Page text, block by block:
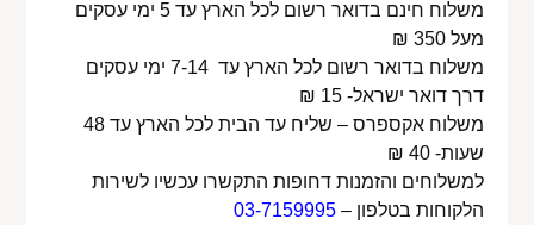
משלוח חינם בדואר רשום לכל הארץ עד 5 ימי עסקים
מעל 350 ₪
משלוח בדואר רשום לכל הארץ עד 7-14 ימי עסקים
דרך דואר ישראל- 15 ₪
משלוח אקספרס – שליח עד הבית לכל הארץ עד 48
שעות- 40 ₪
למשלוחים והזמנות דחופות התקשרו עכשיו לשירות
הלקוחות בטלפון –03-7159995